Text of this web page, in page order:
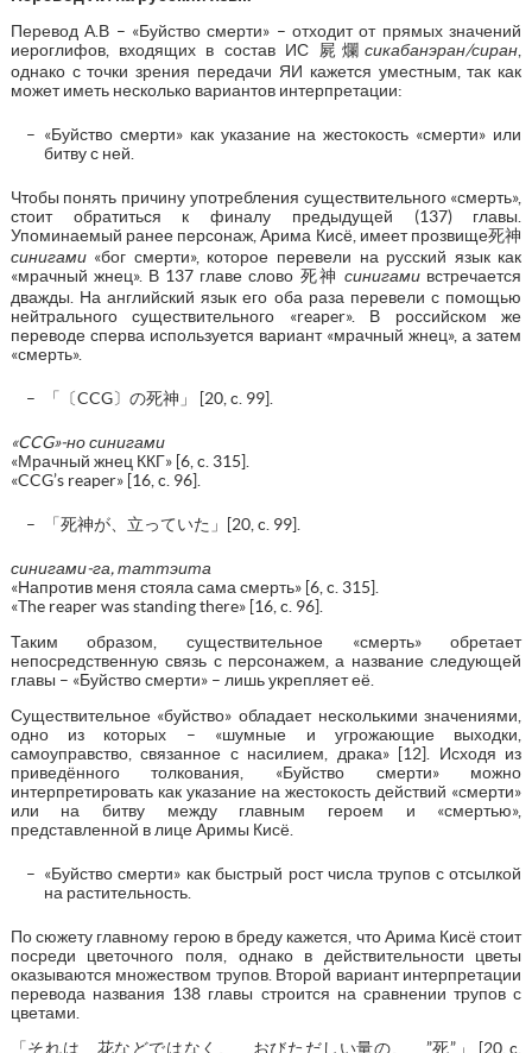
Перевод А.В – «Буйство смерти» – отходит от прямых значений
иероглифов, входящих в состав ИС 屍爛сикабанэран/сиран
однако с точки зрения передачи ЯИ кажется уместным, так как
может иметь несколько вариантов интерпретации:
«Буйство смерти» как указание на жестокость «смерти» или
битву с ней.
Чтобы понять причину употребления существительного «смерть»,
стоит обратиться к финалу предыдущей (137) главы.
Упоминаемый ранее персонаж, Арима Кисё, имеет прозвище死神
синигами «бог смерти», которое перевели на русский язык как
«мрачный жнец». В 137 главе слово 死神синигами встречается
дважды. На английский язык его оба раза перевели с помощью
нейтрального существительного «reaper». В российском же
переводе сперва используется вариант «мрачный жнец», а затем
«смерть».
「〔CCG〕の死神」 [20, c. 99].
«CCG»-но синигами
«Мрачный жнец ККГ» [6, c. 315].
«CCG’s reaper» [16, c. 96].
「死神が、立っていた」[20, c. 99].
синигами-га, таттэита
«Напротив меня стояла сама смерть» [6, c. 315].
«The reaper was standing there» [16, c. 96].
Таким образом, существительное «смерть» обретает
непосредственную связь с персонажем, а название следующей
главы – «Буйство смерти» – лишь укрепляет её.
Существительное «буйство» обладает несколькими значениями,
одно из которых – «шумные и угрожающие выходки,
самоуправство, связанное с насилием, драка» [12]. Исходя из
приведённого толкования, «Буйство смерти» можно
интерпретировать как указание на жестокость действий «смерти»
или на битву между главным героем и «смертью»,
представленной в лице Аримы Кисё.
«Буйство смерти» как быстрый рост числа трупов с отсылкой
на растительность.
По сюжету главному герою в бреду кажется, что Арима Кисё стоит
посреди цветочного поля, однако в действительности цветы
оказываются множеством трупов. Второй вариант интерпретации
перевода названия 138 главы строится на сравнении трупов с
цветами.
「それは 花などではなく、 おびただしい量の、 ”死”」 [20, c.